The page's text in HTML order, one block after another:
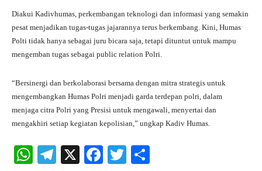
Diakui Kadivhumas, perkembangan teknologi dan informasi yang semakin
pesat menjadikan tugas-tugas jajarannya terus berkembang. Kini, Humas
Polti tidak hanya sebagai juru bicara saja, tetapi dituntut untuk mampu
mengemban tugas sebagai public relation Polri.
“Bersinergi dan berkolaborasi bersama dengan mitra strategis untuk
mengembangkan Humas Polri menjadi garda terdepan polri, dalam
menjaga citra Polri yang Presisi untuk mengawali, menyertai dan
mengakhiri setiap kegiatan kepolisian,” ungkap Kadiv Humas.
W
Te X
Fa
T